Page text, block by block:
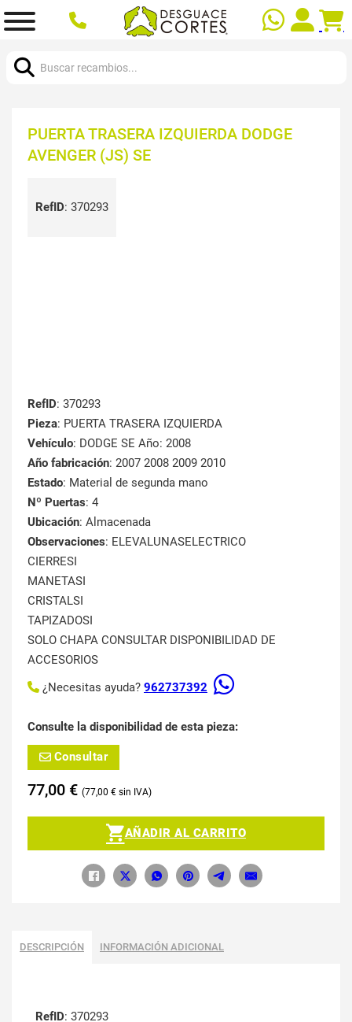
PUERTA TRASERA IZQUIERDA DODGE
AVENGER (JS) SE
RefID: 370293
RefID: 370293
Pieza: PUERTA TRASERA IZQUIERDA
Vehículo: DODGE SE Año: 2008
Año fabricación: 2007 2008 2009 2010
Estado: Material de segunda mano
Nº Puertas: 4
Ubicación: Almacenada
Observaciones: ELEVALUNASELECTRICO
CIERRESI
MANETASI
CRISTALSI
TAPIZADOSI
SOLO CHAPA CONSULTAR DISPONIBILIDAD DE
ACCESORIOS
¿Necesitas ayuda? 962737392
Consulte la disponibilidad de esta pieza:
Consultar
77,00 € 77,00 €
AÑADIR AL CARRITO
DESCRIPCIÓN INFORMACIÓN ADICIONAL
RefID: 370293